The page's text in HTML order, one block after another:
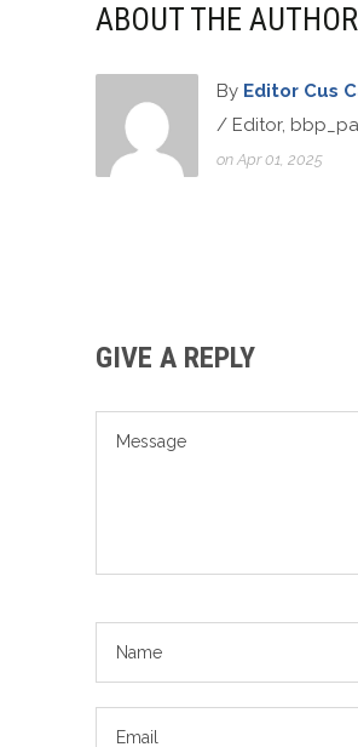
ABOUT THE AUTHOR
By Editor Cus
/ Editor,
on Apr 01, 2025
GIVE A REPLY